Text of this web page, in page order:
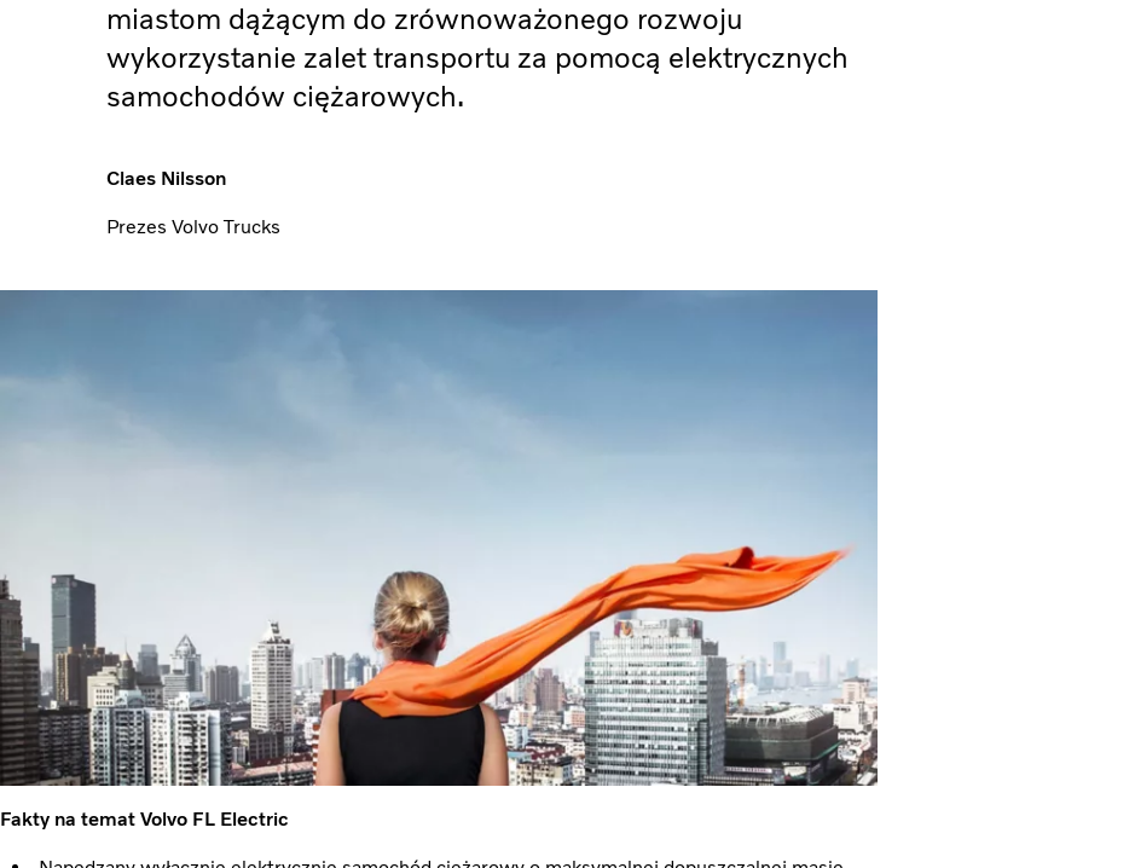
miastom dążącym do zrównoważonego rozwoju
wykorzystanie zalet transportu za pomocą elektrycznych
samochodów ciężarowych.
Claes Nilsson
Prezes Volvo Trucks
Fakty na temat Volvo FL Electric